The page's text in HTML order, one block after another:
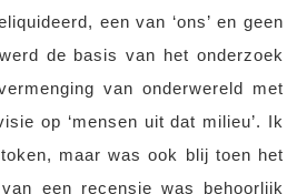
een van ‘ons’ en geen
de basis van het onderzoek
van onderwereld met
op ‘mensen uit dat milieu’. Ik
maar was ook blij toen het
een recensie was behoorlijk